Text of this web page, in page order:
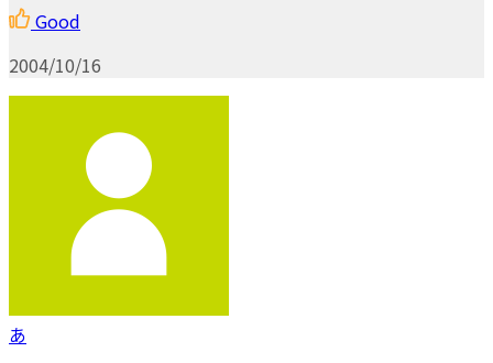
Good
2004/10/16
あ